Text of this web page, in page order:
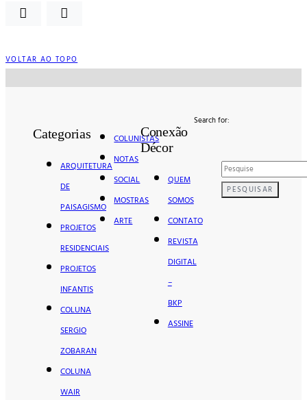
VOLTAR AO TOPO
Categorias
ARQUITETURA
DE
PAISAGISMO
PROJETOS
RESIDENCIAIS
PROJETOS
INFANTIS
COLUNA
SERGIO
ZOBARAN
COLUNA
WAIR
COLUNISTAS
NOTAS
SOCIAL
MOSTRAS
ARTE
Conexão
Décor
QUEM
SOMOS
CONTATO
REVISTA
DIGITAL
–
BKP
ASSINE
Search for:
PESQUISAR